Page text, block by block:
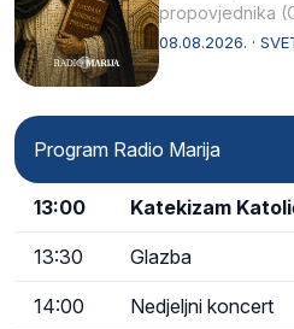
propovjednika
Svojim životom,
08.08.2026. ·
Program Radio Marija
13:00 Katekizam
13:30 Glazba
14:00 Nedjeljni koncert